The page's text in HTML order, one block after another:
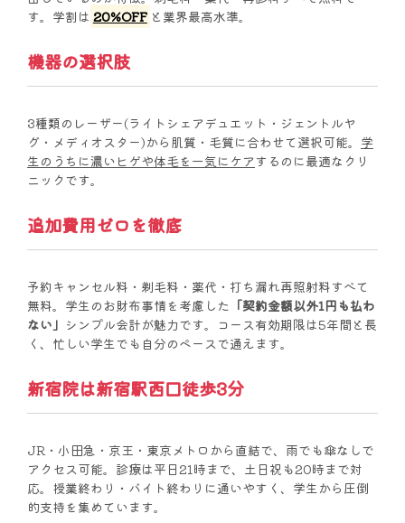
す。学割は 20%OFF と業界最高水準。
機器の選択肢
3種類のレーザー(ライトシェアデュエット・ジェントルヤ
グ・メディオスター)から肌質・毛質に合わせて選択可能。 学
生のうちに濃いヒゲや体毛を一気にケア するのに最適なクリ
ニックです。
追加費用ゼロを徹底
予約キャンセル料・剃毛料・薬代・打ち漏れ再照射料すべて
無料。学生のお財布事情を考慮した 「契約金額以外1円も払わ
ない」 シンプル会計が魅力です。コース有効期限は5年間と長
く、忙しい学生でも自分のペースで通えます。
新宿院は新宿駅西口徒歩3分
JR・小田急・京王・東京メトロから直結で、雨でも傘なしで
アクセス可能。診療は平日21時まで、土日祝も20時まで対
応。授業終わり・バイト終わりに通いやすく、学生から圧倒
的支持を集めています。